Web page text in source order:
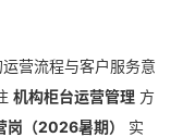
营流程与客户服务意
机构柜台运营管理 方
岗（2026暑期）
实